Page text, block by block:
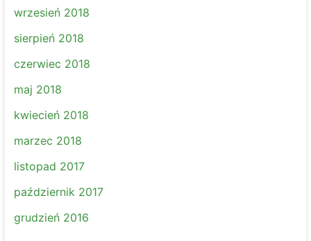
wrzesień 2018
sierpień 2018
czerwiec 2018
maj 2018
kwiecień 2018
marzec 2018
listopad 2017
październik 2017
grudzień 2016